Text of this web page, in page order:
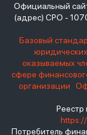
Официальный
(адрес) СРО -
Базовый
оказываемых
сфере
организации
Реестр
Потребитель